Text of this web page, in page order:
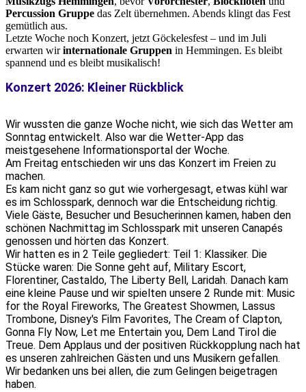
Percussion Gruppe das Zelt übernehmen. Abends klingt das Fest
gemütlich aus.
Letzte Woche noch Konzert, jetzt Göckelesfest – und im Juli
erwarten wirinternationale Gruppen in Hemmingen. Es bleibt
spannend und es bleibt musikalisch!
Konzert 2026: Kleiner Rückblick
Wir wussten die ganze Woche nicht, wie sich das Wetter am
Sonntag entwickelt. Also war die Wetter-App das
meistgesehene Informationsportal der Woche.
Am Freitag entschieden wir uns das Konzert im Freien zu
machen.
Es kam nicht ganz so gut wie vorhergesagt, etwas kühl war
es im Schlosspark, dennoch war die Entscheidung richtig.
Viele Gäste, Besucher und Besucherinnen kamen, haben den
schönen Nachmittag im Schlosspark mit unseren Canapés
genossen und hörten das Konzert.
Wir hatten es in 2 Teile gegliedert: Teil 1: Klassiker. Die
Stücke waren: Die Sonne geht auf, Military Escort,
Florentiner, Castaldo, The Liberty Bell, Laridah. Danach kam
eine kleine Pause und wir spielten unsere 2 Runde mit: Music
for the Royal Fireworks, The Greatest Showmen, Lassus
Trombone, Disney's Film Favorites, The Cream of Clapton,
Gonna Fly Now, Let me Entertain you, Dem Land Tirol die
Treue. Dem Applaus und der positiven Rückkopplung nach hat
es unseren zahlreichen Gästen und uns Musikern gefallen.
Wir bedanken uns bei allen, die zum Gelingen beigetragen
haben.